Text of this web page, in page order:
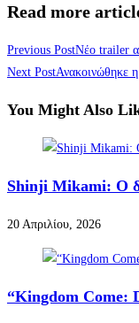
Read more
Previous PostΝέο trailer
Next PostΑνακοινώθηκε
You Might Also
Shinji Mikami: Ο
20 Απριλίου, 2026
“Kingdom Come: